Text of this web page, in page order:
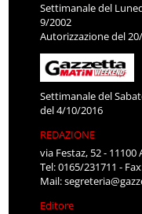
Settimanale del
9/2002
Autorizzazione del
Settimanale del
del 4/10/2016
REDAZIONE
via Festaz, 52 - 11100
Tel: 0165/231711 -
Mail:
Editore